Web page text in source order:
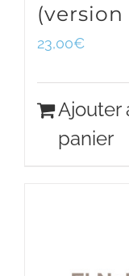
23,00€
Ajouter
panier